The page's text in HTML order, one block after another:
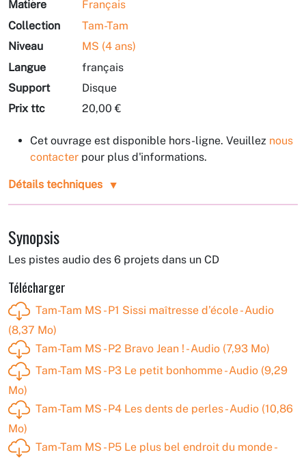
Matière
Français
Collection
Tam-Tam
Niveau
MS (4 ans)
Langue
français
Support
Disque
Prix ttc
20,00 €
Cet ouvrage est disponible hors-ligne. Veuillez nous
contacter pour plus d'informations.
Détails techniques
Synopsis
Les pistes audio des 6 projets dans un CD
Télécharger
Tam-Tam MS - P1 Sissi maîtresse d’école - Audio
(8,37 Mo)
Tam-Tam MS - P2 Bravo Jean ! - Audio (7,93 Mo)
Tam-Tam MS - P3 Le petit bonhomme - Audio (9,29
Mo)
Tam-Tam MS - P4 Les dents de perles - Audio (10,86
Mo)
Tam-Tam MS - P5 Le plus bel endroit du monde -